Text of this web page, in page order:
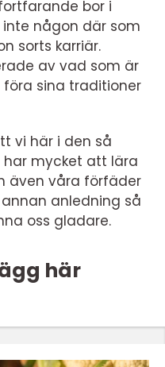
bor i
någon där som
sorts karriär.
av vad som är
sina traditioner
vi här i den så
mycket att lära
även våra förfäder
anledning så
oss gladare.
här